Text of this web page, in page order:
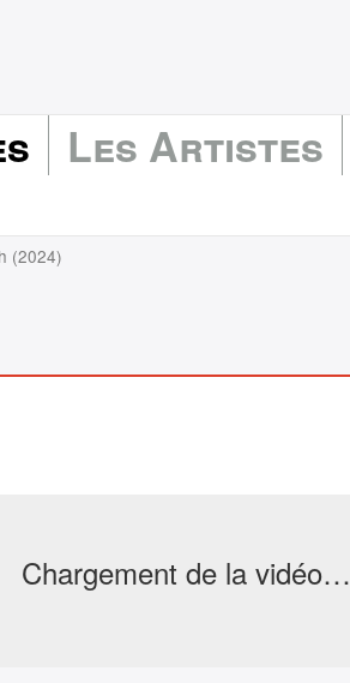
Les Artistes
(2024)
Chargement de la vidéo…